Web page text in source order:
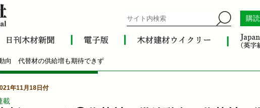
購
向 代替材の供給増も期待できず
年11月18日付
載